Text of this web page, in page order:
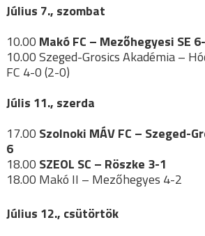
Július 7., szombat
10.00 Makó FC – Mezőhegyesi SE
10.00 Szeged-Grosics Akadémia –
FC 4-0 (2-0)
Júlis 11., szerda
17.00 Szolnoki MÁV FC – Szeged-
6
18.00 SZEOL SC – Röszke 3-1
18.00 Makó II – Mezőhegyes 4-2
Július 12., csütörtök